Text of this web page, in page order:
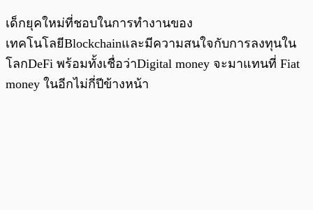
เด็กยุคใหม่ที่ชอบในการทำงานของ
เทคโนโลยีBlockchainและมีความสนใจกับการลงทุนใน
โลกDeFi พร้อมทั้งเชื่อว่าDigital money จะมาแทนที่ Fiat
money ในอีกไม่กี่ปีข้างหน้า